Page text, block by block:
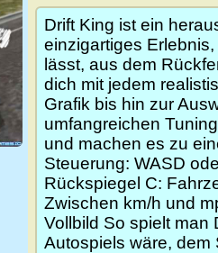
Drift King ist ein
einzigartiges
lässt, aus dem
dich mit jedem
Grafik bis hin zur
umfangreichen
und machen es zu
Steuerung: WASD
Rückspiegel C:
Zwischen km/h und
Vollbild So spielt man
Autospiels wäre, dem